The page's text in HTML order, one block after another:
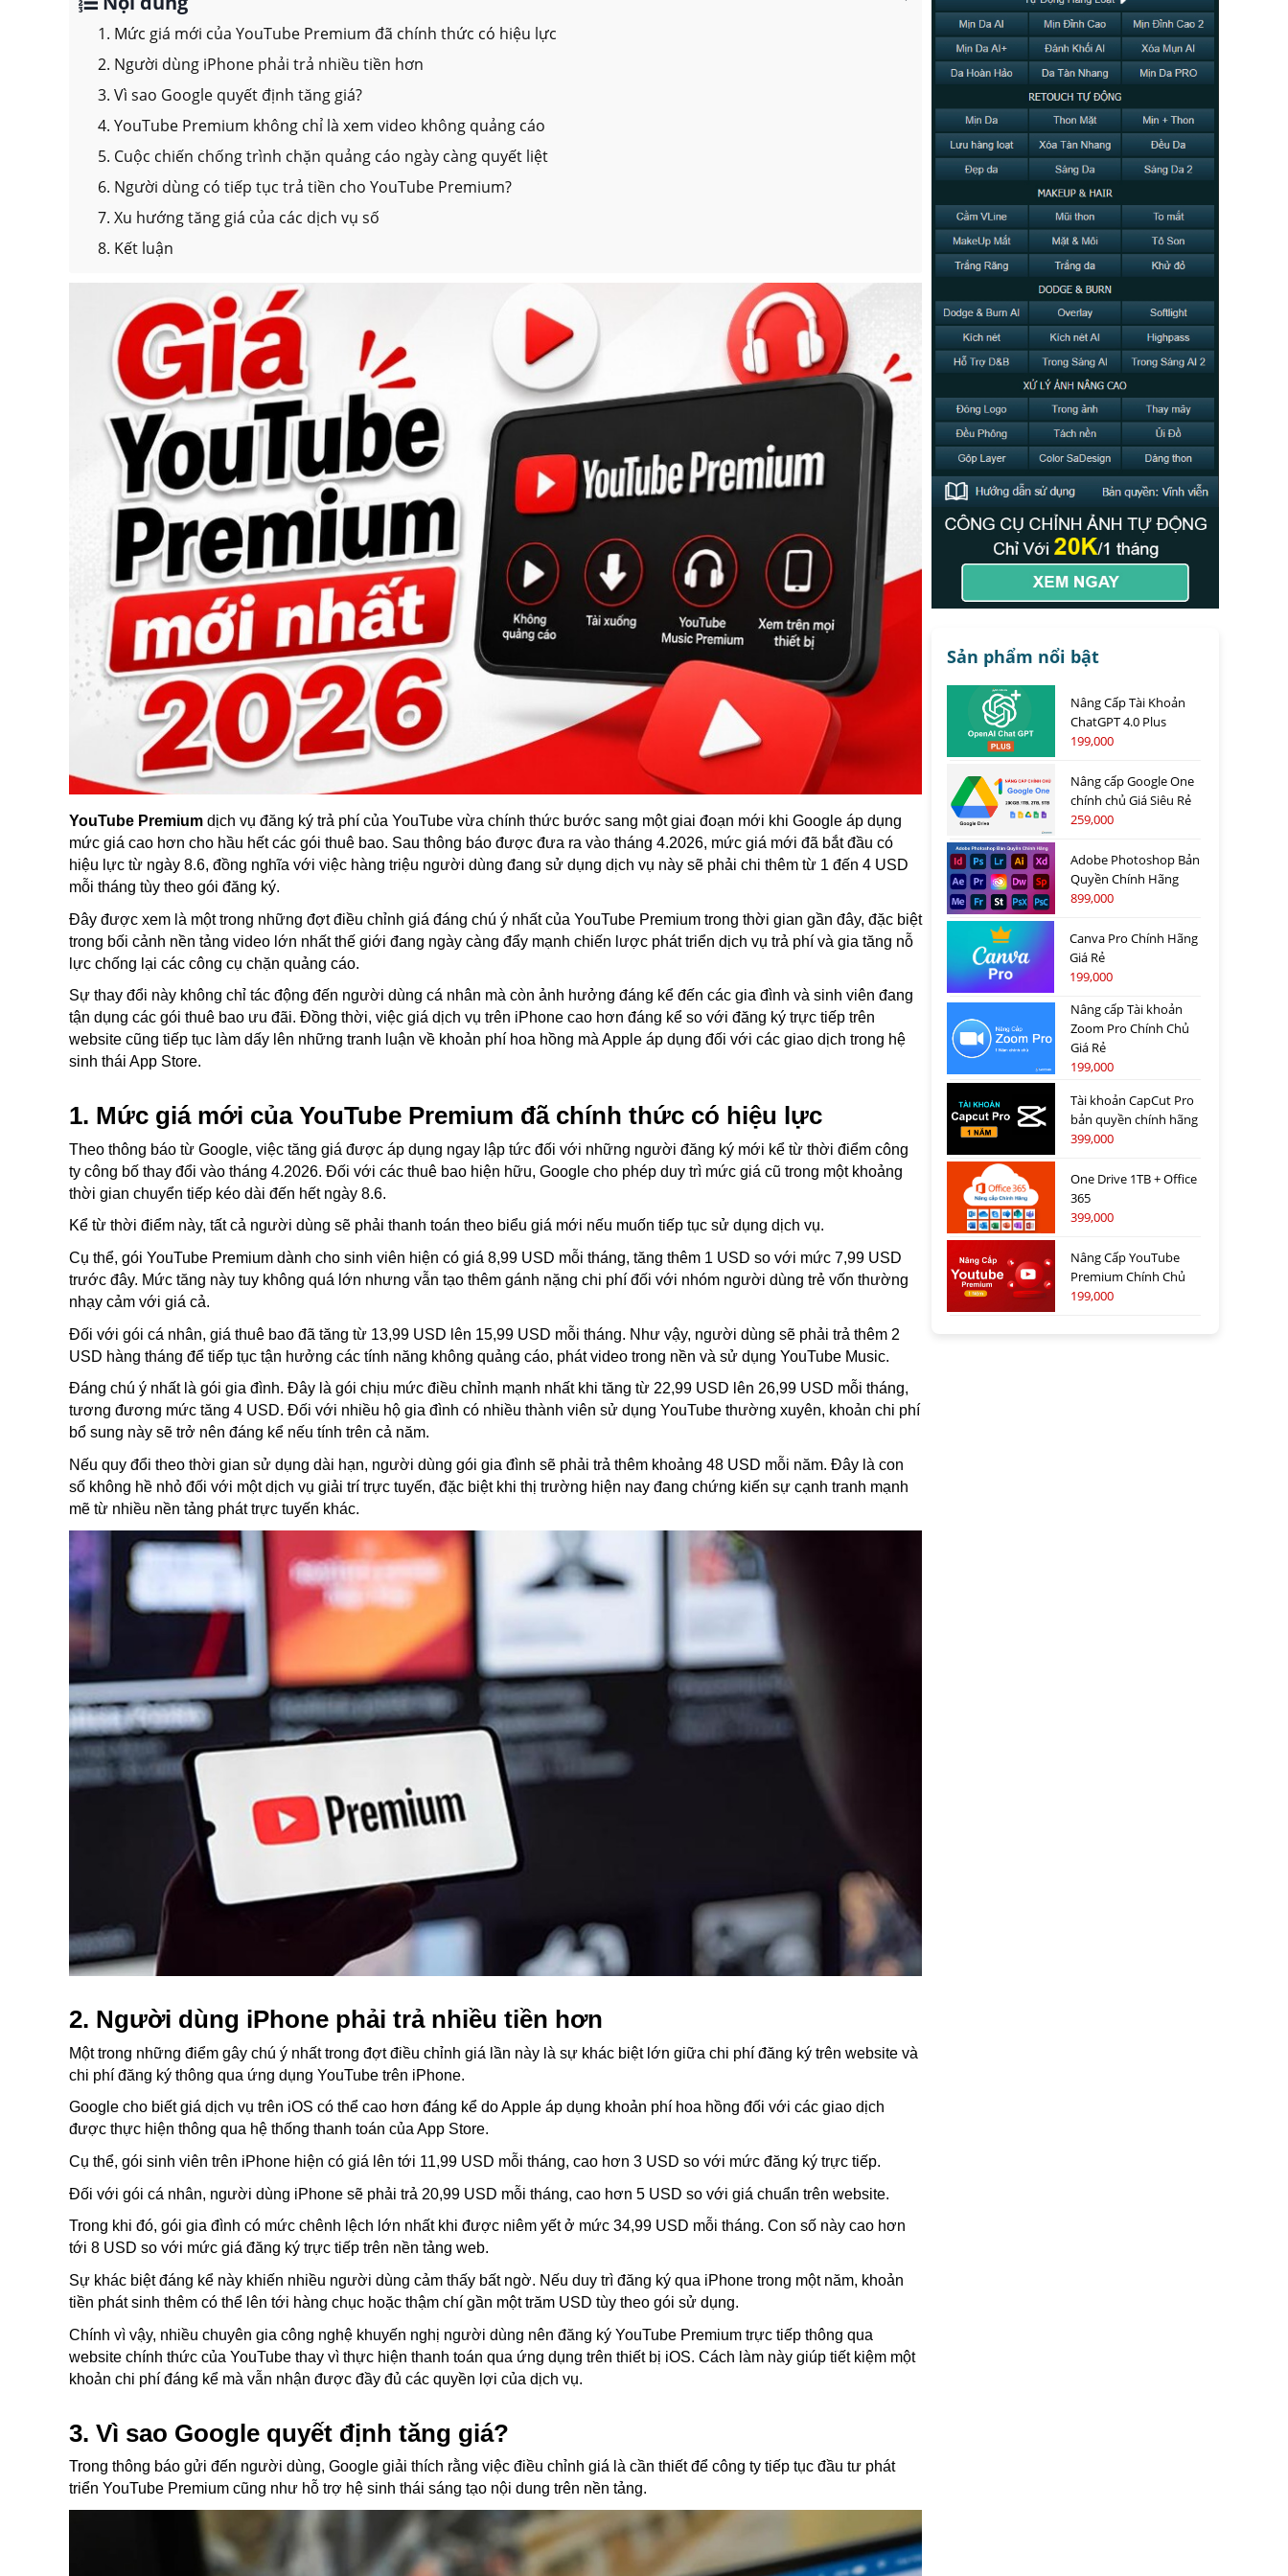
1. Mức giá mới của YouTube Premium đã chính thức có hiệu lực
2. Người dùng iPhone phải trả nhiều tiền hơn
3. Vì sao Google quyết định tăng giá?
4. YouTube Premium không chỉ là xem video không quảng cáo
5. Cuộc chiến chống trình chặn quảng cáo ngày càng quyết liệt
6. Người dùng có tiếp tục trả tiền cho YouTube Premium?
7. Xu hướng tăng giá của các dịch vụ số
8. Kết luận
YouTube Premium dịch vụ đăng ký trả phí của YouTube vừa chính thức bước sang một giai đoạn mới khi Google áp dụng
mức giá cao hơn cho hầu hết các gói thuê bao. Sau thông báo được đưa ra vào tháng 4.2026, mức giá mới đã bắt đầu có
hiệu lực từ ngày 8.6, đồng nghĩa với việc hàng triệu người dùng đang sử dụng dịch vụ này sẽ phải chi thêm từ 1 đến 4 USD
mỗi tháng tùy theo gói đăng ký.
Đây được xem là một trong những đợt điều chỉnh giá đáng chú ý nhất của YouTube Premium trong thời gian gần đây, đặc biệt
trong bối cảnh nền tảng video lớn nhất thế giới đang ngày càng đẩy mạnh chiến lược phát triển dịch vụ trả phí và gia tăng nỗ
lực chống lại các công cụ chặn quảng cáo.
Sự thay đổi này không chỉ tác động đến người dùng cá nhân mà còn ảnh hưởng đáng kể đến các gia đình và sinh viên đang
tận dụng các gói thuê bao ưu đãi. Đồng thời, việc giá dịch vụ trên iPhone cao hơn đáng kể so với đăng ký trực tiếp trên
website cũng tiếp tục làm dấy lên những tranh luận về khoản phí hoa hồng mà Apple áp dụng đối với các giao dịch trong hệ
sinh thái App Store.
1. Mức giá mới của YouTube Premium đã chính thức có hiệu lực
Theo thông báo từ Google, việc tăng giá được áp dụng ngay lập tức đối với những người đăng ký mới kể từ thời điểm công
ty công bố thay đổi vào tháng 4.2026. Đối với các thuê bao hiện hữu, Google cho phép duy trì mức giá cũ trong một khoảng
thời gian chuyển tiếp kéo dài đến hết ngày 8.6.
Kể từ thời điểm này, tất cả người dùng sẽ phải thanh toán theo biểu giá mới nếu muốn tiếp tục sử dụng dịch vụ.
Cụ thể, gói YouTube Premium dành cho sinh viên hiện có giá 8,99 USD mỗi tháng, tăng thêm 1 USD so với mức 7,99 USD
trước đây. Mức tăng này tuy không quá lớn nhưng vẫn tạo thêm gánh nặng chi phí đối với nhóm người dùng trẻ vốn thường
nhạy cảm với giá cả.
Đối với gói cá nhân, giá thuê bao đã tăng từ 13,99 USD lên 15,99 USD mỗi tháng. Như vậy, người dùng sẽ phải trả thêm 2
USD hàng tháng để tiếp tục tận hưởng các tính năng không quảng cáo, phát video trong nền và sử dụng YouTube Music.
Đáng chú ý nhất là gói gia đình. Đây là gói chịu mức điều chỉnh mạnh nhất khi tăng từ 22,99 USD lên 26,99 USD mỗi tháng,
tương đương mức tăng 4 USD. Đối với nhiều hộ gia đình có nhiều thành viên sử dụng YouTube thường xuyên, khoản chi phí
bổ sung này sẽ trở nên đáng kể nếu tính trên cả năm.
Nếu quy đổi theo thời gian sử dụng dài hạn, người dùng gói gia đình sẽ phải trả thêm khoảng 48 USD mỗi năm. Đây là con
số không hề nhỏ đối với một dịch vụ giải trí trực tuyến, đặc biệt khi thị trường hiện nay đang chứng kiến sự cạnh tranh mạnh
mẽ từ nhiều nền tảng phát trực tuyến khác.
2. Người dùng iPhone phải trả nhiều tiền hơn
Một trong những điểm gây chú ý nhất trong đợt điều chỉnh giá lần này là sự khác biệt lớn giữa chi phí đăng ký trên website và
chi phí đăng ký thông qua ứng dụng YouTube trên iPhone.
Google cho biết giá dịch vụ trên iOS có thể cao hơn đáng kể do Apple áp dụng khoản phí hoa hồng đối với các giao dịch
được thực hiện thông qua hệ thống thanh toán của App Store.
Cụ thể, gói sinh viên trên iPhone hiện có giá lên tới 11,99 USD mỗi tháng, cao hơn 3 USD so với mức đăng ký trực tiếp.
Đối với gói cá nhân, người dùng iPhone sẽ phải trả 20,99 USD mỗi tháng, cao hơn 5 USD so với giá chuẩn trên website.
Trong khi đó, gói gia đình có mức chênh lệch lớn nhất khi được niêm yết ở mức 34,99 USD mỗi tháng. Con số này cao hơn
tới 8 USD so với mức giá đăng ký trực tiếp trên nền tảng web.
Sự khác biệt đáng kể này khiến nhiều người dùng cảm thấy bất ngờ. Nếu duy trì đăng ký qua iPhone trong một năm, khoản
tiền phát sinh thêm có thể lên tới hàng chục hoặc thậm chí gần một trăm USD tùy theo gói sử dụng.
Chính vì vậy, nhiều chuyên gia công nghệ khuyến nghị người dùng nên đăng ký YouTube Premium trực tiếp thông qua
website chính thức của YouTube thay vì thực hiện thanh toán qua ứng dụng trên thiết bị iOS. Cách làm này giúp tiết kiệm một
khoản chi phí đáng kể mà vẫn nhận được đầy đủ các quyền lợi của dịch vụ.
3. Vì sao Google quyết định tăng giá?
Trong thông báo gửi đến người dùng, Google giải thích rằng việc điều chỉnh giá là cần thiết để công ty tiếp tục đầu tư phát
triển YouTube Premium cũng như hỗ trợ hệ sinh thái sáng tạo nội dung trên nền tảng.
Sản phẩm nổi bật
Nâng Cấp Tài Khoản
ChatGPT 4.0 Plus
199,000
Nâng cấp Google One
chính chủ Giá Siêu Rẻ
259,000
Adobe Photoshop Bản
Quyền Chính Hãng
899,000
Canva Pro Chính Hãng
Giá Rẻ
199,000
Nâng cấp Tài khoản
Zoom Pro Chính Chủ
Giá Rẻ
199,000
Tài khoản CapCut Pro
bản quyền chính hãng
399,000
One Drive 1TB + Office
365
399,000
Nâng Cấp YouTube
Premium Chính Chủ
199,000